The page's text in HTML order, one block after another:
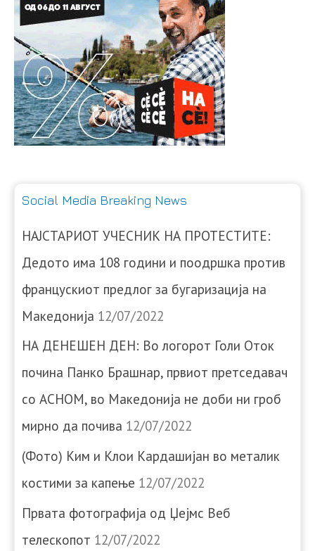
Social Media Breaking News
НАЈСТАРИОТ УЧЕСНИК НА ПРОТЕСТИТЕ:
Дедото има 108 години и поодршка против
францускиот предлог за бугаризација на
Македонија 12/07/2022
НА ДЕНЕШЕН ДЕН: Во логорот Голи Оток
почина Панко Брашнар, првиот претседавач
со АСНОМ, во Македонија не доби ни гроб
мирно да почива 12/07/2022
(Фото) Ким и Клои Кардашијан во металик
костими за капење 12/07/2022
Првата фотографија од Џејмс Веб
телескопот 12/07/2022